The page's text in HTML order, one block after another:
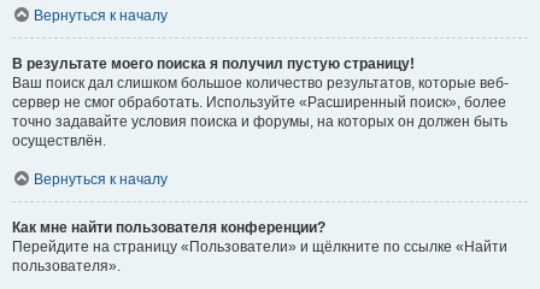
Вернуться к началу
В результате моего поиска я получил пустую страницу!
Ваш поиск дал слишком большое количество результатов, которые веб-
сервер не смог обработать. Используйте «Расширенный поиск», более
точно задавайте условия поиска и форумы, на которых он должен быть
осуществлён.
Вернуться к началу
Как мне найти пользователя конференции?
Перейдите на страницу «Пользователи» и щёлкните по ссылке «Найти
пользователя».